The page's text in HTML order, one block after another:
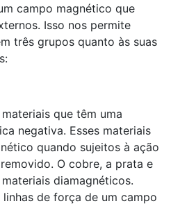
campo magnético que
Isso nos permite
três grupos quanto às suas
que têm uma
negativa. Esses materiais
quando sujeitos à ação
O cobre, a prata e
diamagnéticos.
de força de um campo